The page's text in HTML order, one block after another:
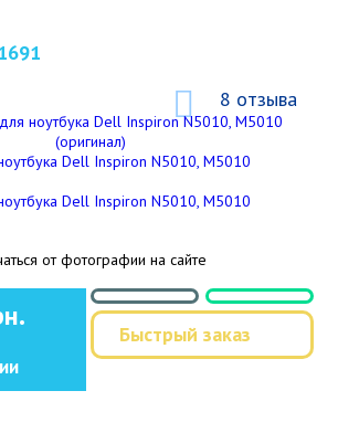
8 отзыва
от фотографии на сайте
Быстрый заказ